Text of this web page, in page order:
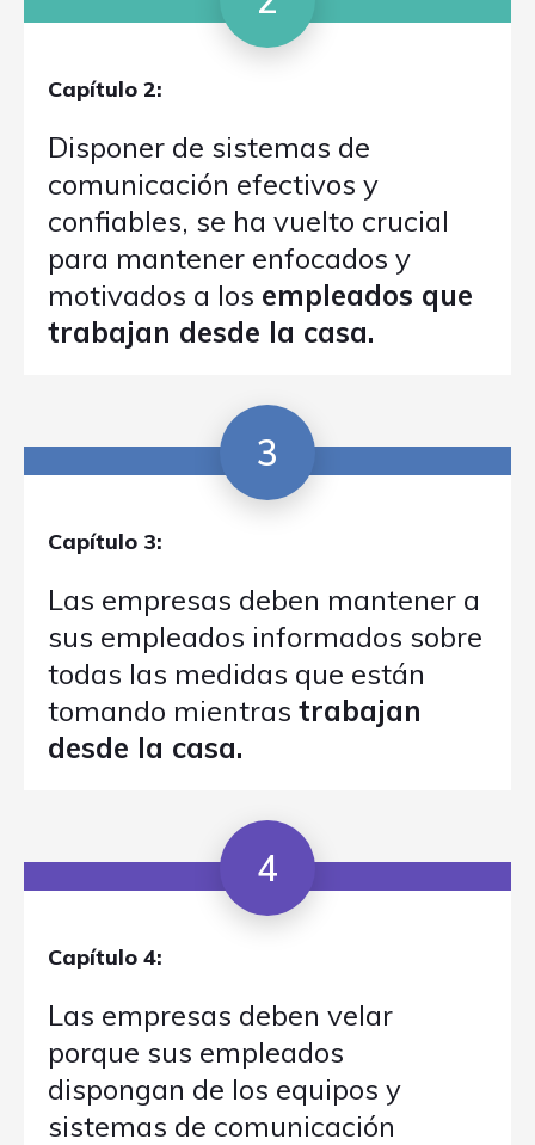
Capítulo 2:
Disponer de sistemas de
comunicación efectivos y
confiables, se ha vuelto crucial
para mantener enfocados y
motivados a los empleados que
trabajan desde la casa.
3
Capítulo 3:
Las empresas deben mantener a
sus empleados informados sobre
todas las medidas que están
tomando mientras trabajan
desde la casa.
4
Capítulo 4:
Las empresas deben velar
porque sus empleados
dispongan de los equipos y
sistemas de comunicación